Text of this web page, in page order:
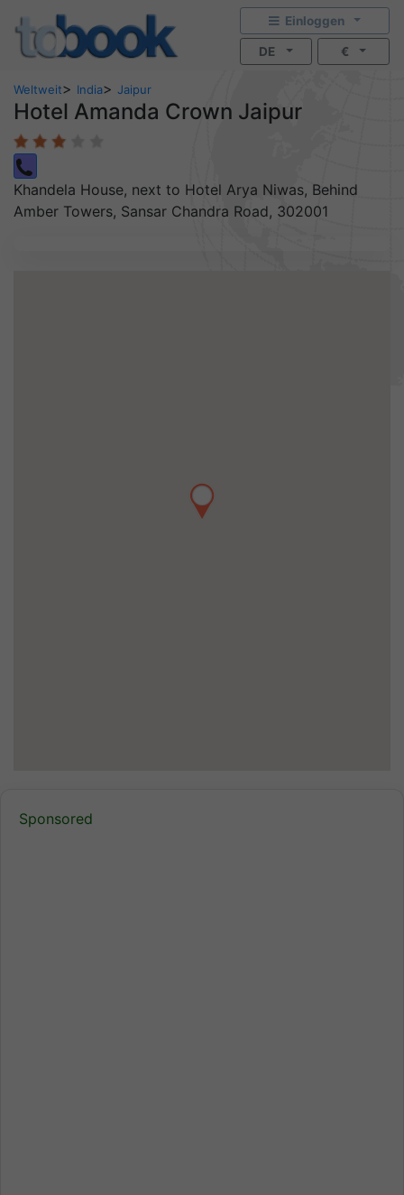
Einloggen
DE €
Weltweit> India> Jaipur
Hotel Amanda Crown Jaipur
Khandela House, next to Hotel Arya Niwas, Behind
Amber Towers, Sansar Chandra Road, 302001
Sponsored